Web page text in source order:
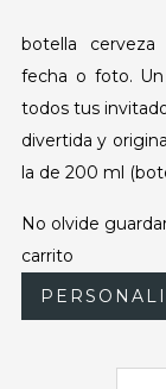
botella
fecha o foto.
todos tus
divertida y
la de 200 ml
No olvide
carrito